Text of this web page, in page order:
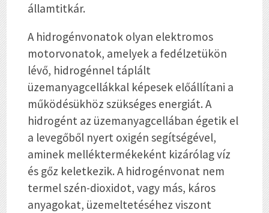
államtitkár.
A hidrogénvonatok olyan elektromos
motorvonatok, amelyek a fedélzetükön
lévő, hidrogénnel táplált
üzemanyagcellákkal képesek előállítani a
működésükhöz szükséges energiát. A
hidrogént az üzemanyagcellában égetik el
a levegőből nyert oxigén segítségével,
aminek melléktermékeként kizárólag víz
és gőz keletkezik. A hidrogénvonat nem
termel szén-dioxidot, vagy más, káros
anyagokat, üzemeltetéséhez viszont